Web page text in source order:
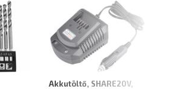
Akkutöltő, SHARE20V,